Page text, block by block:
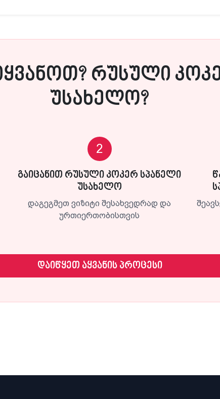
რუსული
უსახელო?
2
გაიცანით რუსული კოკერ სპანელი
უსახელო
დაგეგმეთ ვიზიტი შესახვედრად და
ურთიერთობისთვის
დაიწყეთ აყვანის პროცესი